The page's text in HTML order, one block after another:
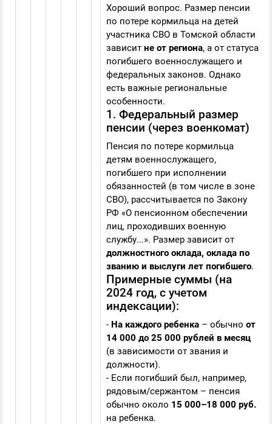
Хороший вопрос. Размер пенсии
по потере кормильца на детей
участника СВО в Томской области
зависит не от региона, а от статуса
погибшего военнослужащего и
федеральных законов. Однако
есть важные региональные
особенности.
1. Федеральный размер
пенсии (через военкомат)
Пенсия по потере кормильца
детям военнослужащего,
погибшего при исполнении
обязанностей (в том числе в зоне
СВО), рассчитывается по Закону
РФ «О пенсионном обеспечении
лиц, проходивших военную
службу...». Размер зависит от
должностного оклада, оклада по
званию и выслуги лет погибшего.
Примерные суммы (на
2024 год, с учетом
индексации):
- На каждого ребенка – обычно от
14 000 до 25 000 рублей в месяц
(в зависимости от звания и
должности).
- Если погибший был, например,
рядовым/сержантом – пенсия
обычно около 15 000–18 000 руб.
на ребенка.